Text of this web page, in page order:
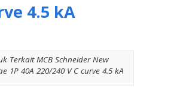
4.5 kA
Terkait MCB Schneider New
1P 40A 220/240 V C curve 4.5 kA